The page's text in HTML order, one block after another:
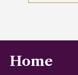
Home